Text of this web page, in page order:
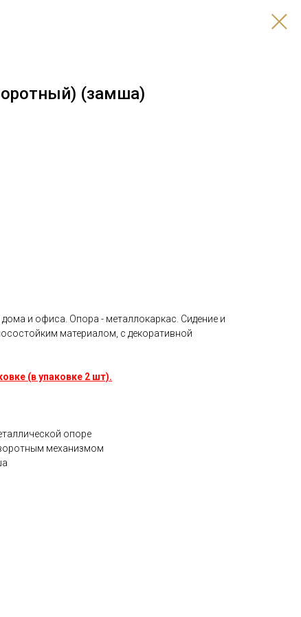
(замша)
и офиса. Опора - металлокаркас. Сидение и
материалом, с декоративной
(в упаковке 2 шт).
опоре
механизмом